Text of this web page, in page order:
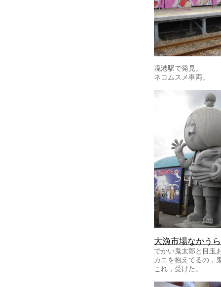
境港駅で発見。
ネコムスメ車両。
大漁市場なかうら
でかい鬼太郎と目玉
カニを抱えてるの，
これ，受けた。